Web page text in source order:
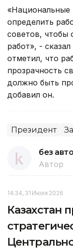
«Национальные
определить
советов, чтобы
работ», -
отметил, что
прозрачность
должно быть
добавил он.
Президент
без
Автор
14:34, 31 Июля 2026
Казахстан